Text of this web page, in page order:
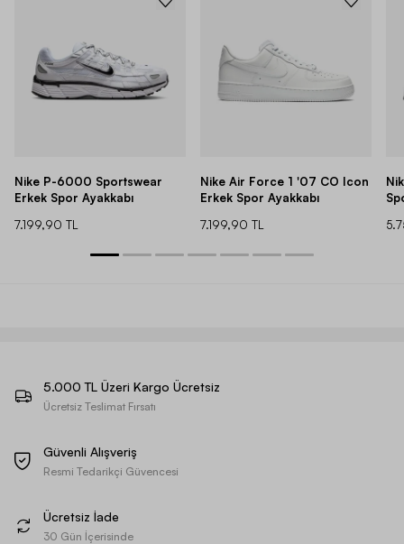
Nike P-6000 Sportswear
Erkek Spor Ayakkabı
7.199,90 TL
Nike Air Force 1 '07 CO Icon
Erkek Spor Ayakkabı
7.199,90 TL
5.000 TL Üzeri Kargo Ücretsiz
Ücretsiz Teslimat Fırsatı
Güvenli Alışveriş
Resmi Tedarikçi Güvencesi
Ücretsiz İade
30 Gün İçerisinde